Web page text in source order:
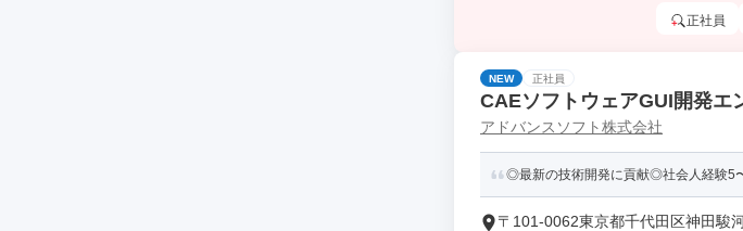
正社員
NEW 正社員
CAEソフトウェアGUI開発エ
アドバンスソフト株式会社
◎最新の技術開発に貢献◎社会人経験5
〒101-0062東京都千代田区神田駿